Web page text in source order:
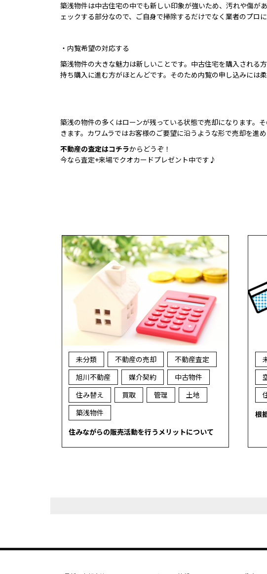
築浅物件は中古住宅の中でも新しい印象が強いため、汚れや傷が
ェックする部分なので、ご自身で掃除するだけでなく業者のプロ
・内覧希望の対応する
築浅物件の大きな魅力は新しいことです。中古住宅を購入される
持ち購入に進む方がほとんどです。そのため内覧の申し込みには
築浅の物件の多くはローンが残っている状態で売却になります。
きます。カワムラではお客様のご要望に沿うような形で売却を進
不動産の査定はコチラからどうぞ！
今なら査定+来場でクオカードプレゼント中です♪
未分類 不動産の売却
不動産査定
旭川不動産
媒介契約
中古物件
住み替え
買取 管理
土地
築浅物件
住みながらの販売活動を行うメリットについて
根